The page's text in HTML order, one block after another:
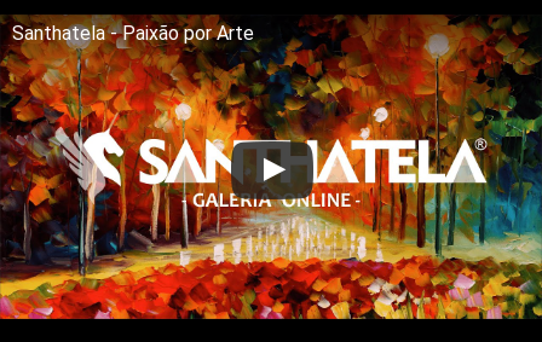
Santhatela - Paixão por Arte